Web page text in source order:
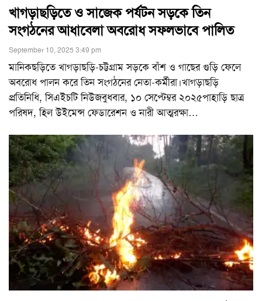
খাগড়াছড়িতে ও সাজেক পর্যটন সড়কে তিন
সংগঠনের আধাবেলা অবরোধ সফলভাবে পালিত
September 10, 2025 3:49 pm
মানিকছড়িতে খাগড়াছড়ি-চট্টগ্রাম সড়কে বাঁশ ও গাছের গুড়ি ফেলে
অবরোধ পালন করে তিন সংগঠনের নেতা-কর্মীরা।খাগড়াছড়ি
প্রতিনিধি, সিএইচটি নিউজবুধবার, ১০ সেপ্টেম্বর ২০২৫পাহাড়ি ছাত্র
পরিষদ, হিল উইমেন্স ফেডারেশন ও নারী আত্মরক্ষা…